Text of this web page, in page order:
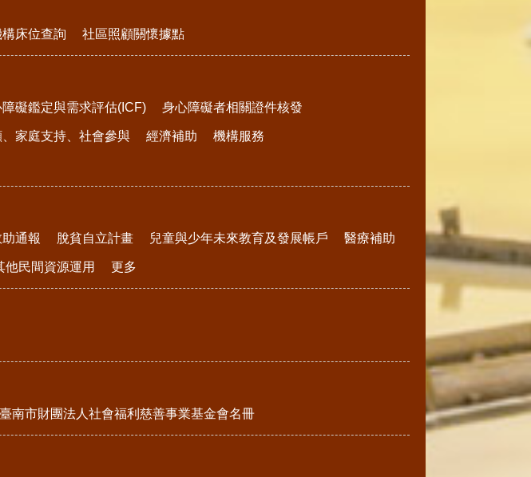
構床位查詢 社區照顧關懷據點
礙鑑定與需求評估(ICF) 身心障礙者相關證件核發
家庭支持、社會參與 經濟補助 機構服務
通報 脫貧自立計畫 兒童與少年未來教育及發展帳戶 醫療補助
他民間資源運用 更多
臺南市財團法人社會福利慈善事業基金會名冊